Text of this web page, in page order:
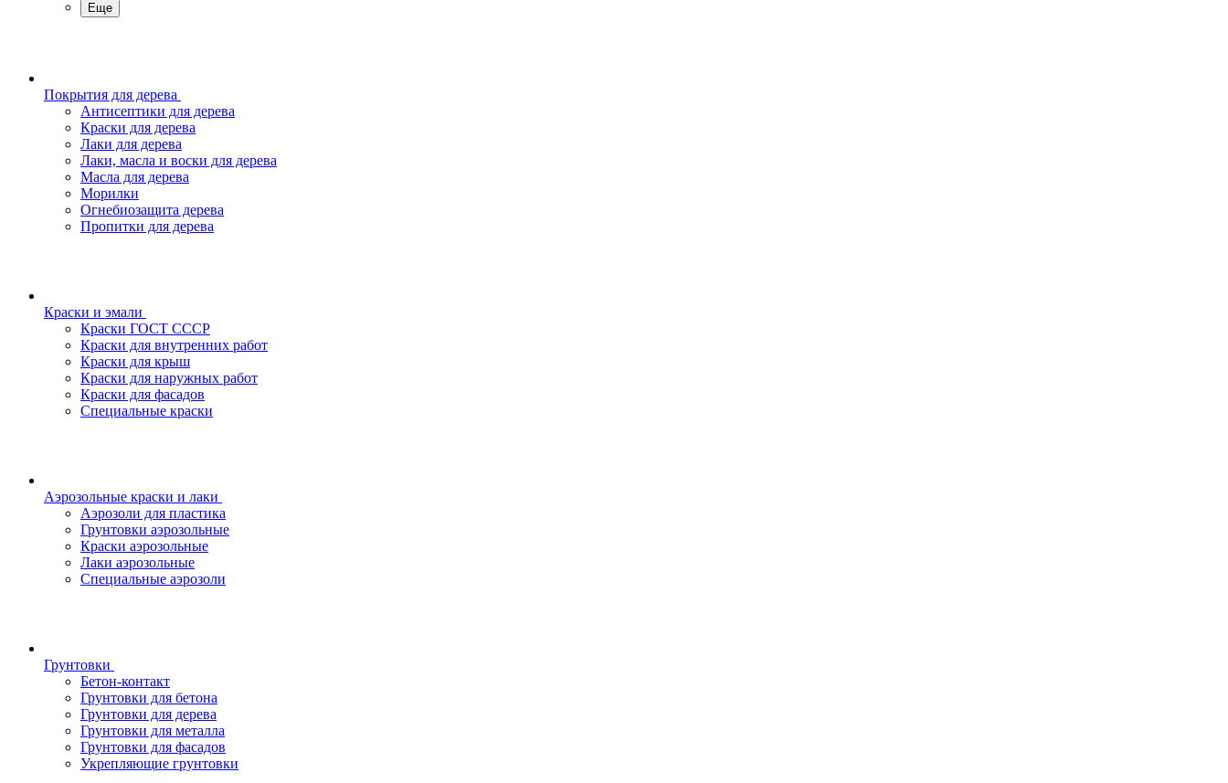
Еще
Покрытия для дерева
Антисептики для дерева
Краски для дерева
Лаки для дерева
Лаки, масла и воски для дерева
Масла для дерева
Морилки
Огнебиозащита дерева
Пропитки для дерева
Краски и эмали
Краски ГОСТ СССР
Краски для внутренних работ
Краски для крыш
Краски для наружных работ
Краски для фасадов
Специальные краски
Аэрозольные краски и лаки
Аэрозоли для пластика
Грунтовки аэрозольные
Краски аэрозольные
Лаки аэрозольные
Специальные аэрозоли
Грунтовки
Бетон-контакт
Грунтовки для бетона
Грунтовки для дерева
Грунтовки для металла
Грунтовки для фасадов
Укрепляющие грунтовки